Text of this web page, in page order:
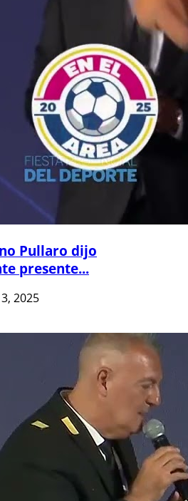
Pullaro dijo
presente...
2025